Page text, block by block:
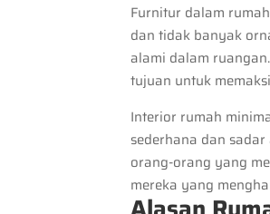
Furnitur dalam
dan tidak banyak
alami dalam
tujuan untuk
Interior rumah
sederhana dan
orang-orang yang
mereka yang